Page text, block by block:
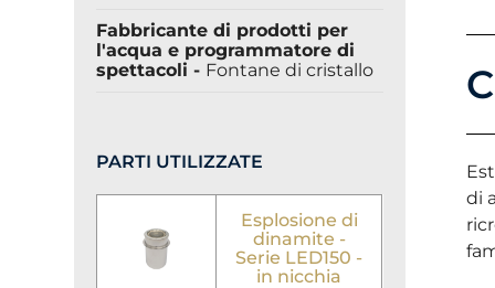
Fabbricante di prodotti per
l'acquae programmatore di
spettacoli- Fontane di cristallo
PARTI UTILIZZATE
Esplosione di
dinamite -
Serie LED150 -
in nicchia
di